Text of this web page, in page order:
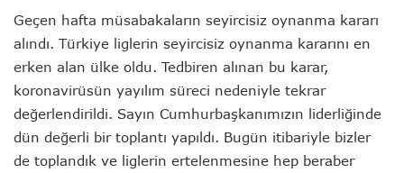
Geçen hafta müsabakaların seyircisiz oynanma kararı
alındı. Türkiye liglerin seyircisiz oynanma kararını en
erken alan ülke oldu. Tedbiren alınan bu karar,
koronavirüsün yayılım süreci nedeniyle tekrar
değerlendirildi. Sayın Cumhurbaşkanımızın liderliğinde
dün değerli bir toplantı yapıldı. Bugün itibariyle bizler
de toplandık ve liglerin ertelenmesine hep beraber